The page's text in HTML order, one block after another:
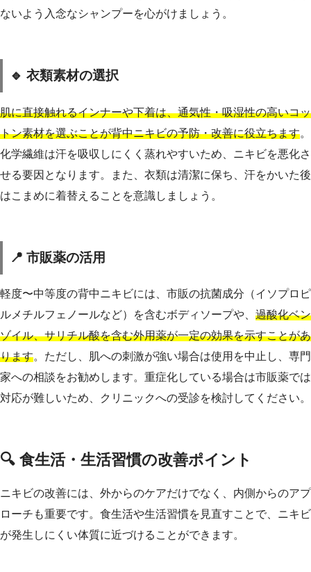
ないよう入念なシャンプーを心がけましょう。
🔹 衣類素材の選択
肌に直接触れるインナーや下着は、通気性・吸湿性の高いコッ
トン素材を選ぶことが背中ニキビの予防・改善に役立ちます。
化学繊維は汗を吸収しにくく蒸れやすいため、ニキビを悪化さ
せる要因となります。また、衣類は清潔に保ち、汗をかいた後
はこまめに着替えることを意識しましょう。
📍 市販薬の活用
軽度〜中等度の背中ニキビには、市販の抗菌成分（イソプロピ
ルメチルフェノールなど）を含むボディソープや、 過酸化ベン
ゾイル、サリチル酸を含む外用薬が一定の効果を示すことがあ
ります。ただし、肌への刺激が強い場合は使用を中止し、専門
家への相談をお勧めします。重症化している場合は市販薬では
対応が難しいため、クリニックへの受診を検討してください。
🔍 食生活・生活習慣の改善ポイント
ニキビの改善には、外からのケアだけでなく、内側からのアプ
ローチも重要です。食生活や生活習慣を見直すことで、ニキビ
が発生しにくい体質に近づけることができます。